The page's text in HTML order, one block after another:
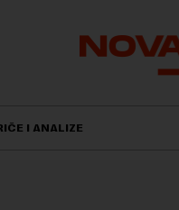
I ANALIZE